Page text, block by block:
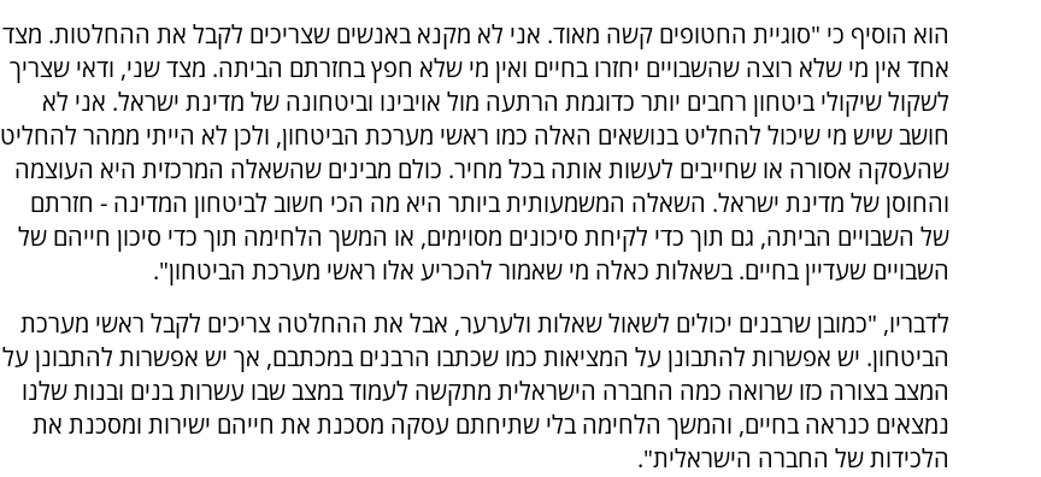
הוא הוסיף כי "סוגיית החטופים קשה מאוד. אני לא מקנא באנשים שצריכים לקבל את ההחלטות. מצד
אחד אין מי שלא רוצה שהשבויים יחזרו בחיים ואין מי שלא חפץ בחזרתם הביתה. מצד שני, ודאי שצריך
לשקול שיקולי ביטחון רחבים יותר כדוגמת הרתעה מול אויבינו וביטחונה של מדינת ישראל. אני לא
חושב שיש מי שיכול להחליט בנושאים האלה כמו ראשי מערכת הביטחון, ולכן לא הייתי ממהר להחליט
שהעסקה אסורה או שחייבים לעשות אותה בכל מחיר. כולם מבינים שהשאלה המרכזית היא העוצמה
והחוסן של מדינת ישראל. השאלה המשמעותית ביותר היא מה הכי חשוב לביטחון המדינה - חזרתם
של השבויים הביתה, גם תוך כדי לקיחת סיכונים מסוימים, או המשך הלחימה תוך כדי סיכון חייהם של
השבויים שעדיין בחיים. בשאלות כאלה מי שאמור להכריע אלו ראשי מערכת הביטחון".
לדבריו, "כמובן שרבנים יכולים לשאול שאלות ולערער, אבל את ההחלטה צריכים לקבל ראשי מערכת
הביטחון. יש אפשרות להתבונן על המציאות כמו שכתבו הרבנים במכתבם, אך יש אפשרות להתבונן על
המצב בצורה כזו שרואה כמה החברה הישראלית מתקשה לעמוד במצב שבו עשרות בנים ובנות שלנו
נמצאים כנראה בחיים, והמשך הלחימה בלי שתיחתם עסקה מסכנת את חייהם ישירות ומסכנת את
הלכידות של החברה הישראלית".